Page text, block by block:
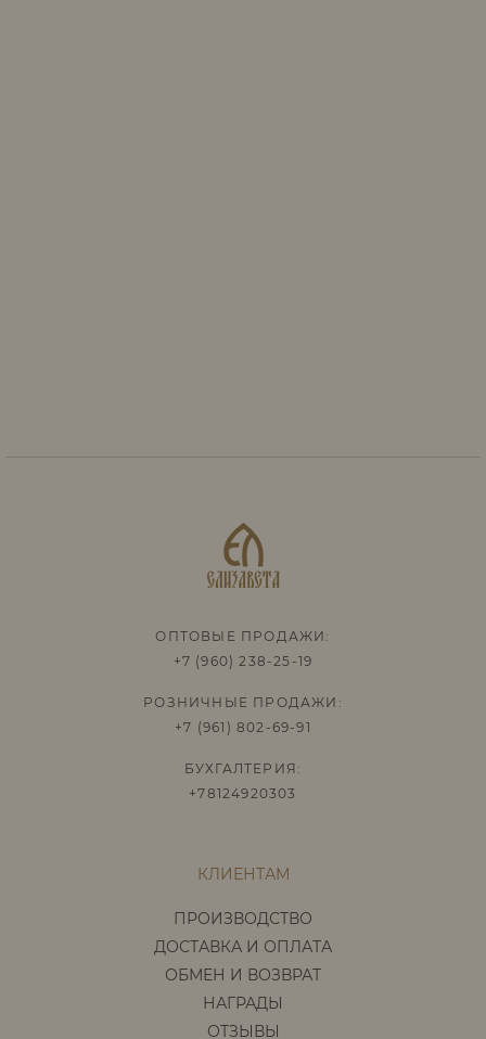
КЛИЕНТАМ
ПРОИЗВОДСТВО
ДОСТАВКА И ОПЛАТА
ОБМЕН И ВОЗВРАТ
НАГРАДЫ
ОТЗЫВЫ
ОПТОВЫЕ ПРОДАЖИ:
+7 (960) 238-25-19
РОЗНИЧНЫЕ ПРОДАЖИ:
+7 (961) 802-69-91
БУХГАЛТЕРИЯ:
+78124920303